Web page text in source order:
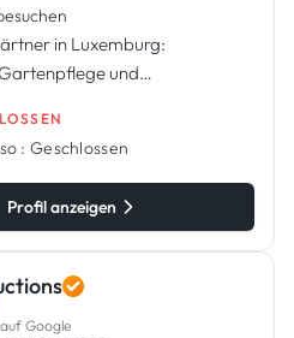
in Luxemburg:
und
: Geschlossen
Profil anzeigen
Google